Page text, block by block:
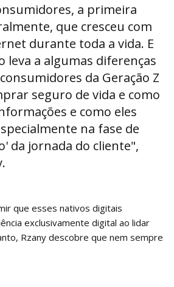
a primeira
que cresceu com
durante toda a vida. E
leva a algumas diferenças
da Geração Z
seguro de vida e como
e como eles
na fase de
da jornada do cliente",
que esses nativos digitais
exclusivamente digital ao lidar
Rzany descobre que nem sempre